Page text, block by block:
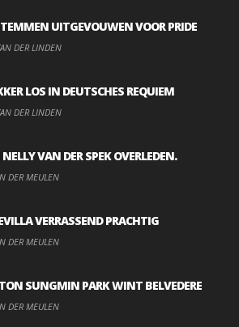
UITGEVOUWEN VOOR PRIDE
DER LINDEN
LOS IN DEUTSCHES REQUIEM
DER LINDEN
VAN DER SPEK OVERLEDEN.
DER MEULEN
VERRASSEND PRACHTIG
DER MEULEN
SUNGMIN PARK WINT BELVEDERE
DER MEULEN